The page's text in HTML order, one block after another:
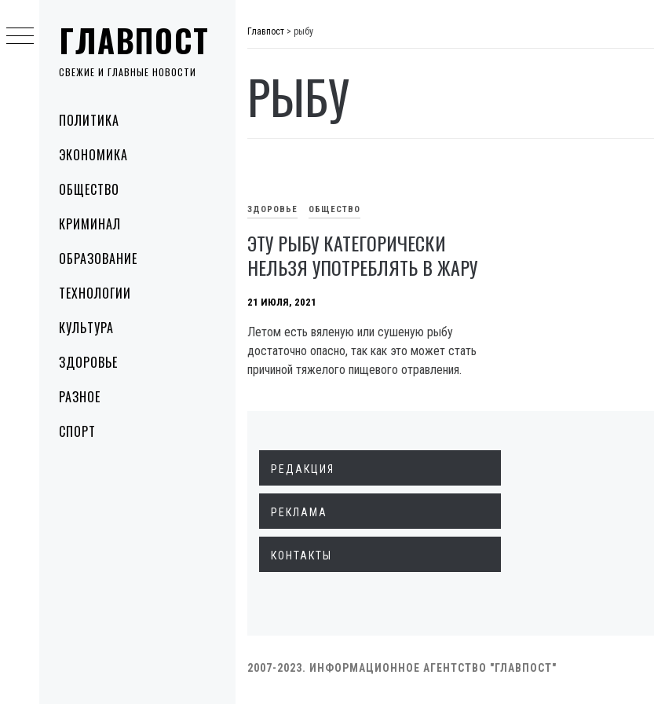
ГЛАВПОСТ
СВЕЖИЕ И ГЛАВНЫЕ НОВОСТИ
MenuПОЛИТИКА
ЭКОНОМИКА
ОБЩЕСТВО
КРИМИНАЛ
ОБРАЗОВАНИЕ
ТЕХНОЛОГИИ
КУЛЬТУРА
ЗДОРОВЬЕ
РАЗНОЕ
СПОРТ
to
content
Главпост > рыбу
РЫБУ
ЗДОРОВЬЕ ОБЩЕСТВО
ЭТУ РЫБУ КАТЕГОРИЧЕСКИ
НЕЛЬЗЯ УПОТРЕБЛЯТЬ В ЖАРУ
21 ИЮЛЯ, 2021
Летом есть вяленую или сушеную рыбу
достаточно опасно, так как это может стать
причиной тяжелого пищевого отравления.
РЕДАКЦИЯ
РЕКЛАМА
КОНТАКТЫ
2007-2023. ИНФОРМАЦИОННОЕ АГЕНТСТВО "ГЛАВПОСТ"